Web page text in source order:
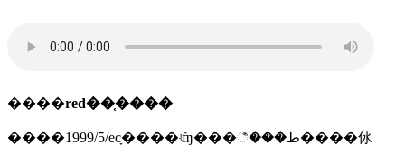
����red��֤����
����1999/5/ecָ����ʵʩ���꣬���ط����㲻